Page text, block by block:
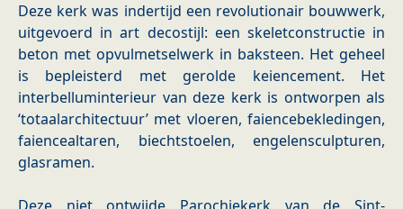
Deze kerk was indertijd een revolutionair bouwwerk,
uitgevoerd in art decostijl: een skeletconstructie in
beton met opvulmetselwerk in baksteen. Het geheel
is bepleisterd met gerolde keiencement. Het
interbelluminterieur van deze kerk is ontworpen als
‘totaalarchitectuur’ met vloeren, faiencebekledingen,
faiencealtaren, biechtstoelen, engelensculpturen,
glasramen.